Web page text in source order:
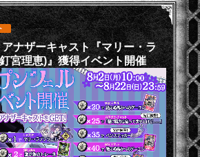
ナザーキャスト『マリー・ラ
宮理恵)』獲得イベント開催